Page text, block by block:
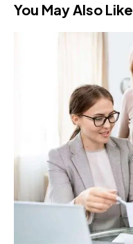
You May Also Like